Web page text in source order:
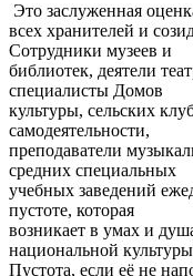
Это заслуженная
всех хранителей и
Сотрудники музеев и
библиотек, деятели
специалисты Домов
культуры, сельских
самодеятельности,
преподаватели
средних специальных
учебных заведений
пустоте, которая
возникает в умах и
национальной
Пустота, если её не